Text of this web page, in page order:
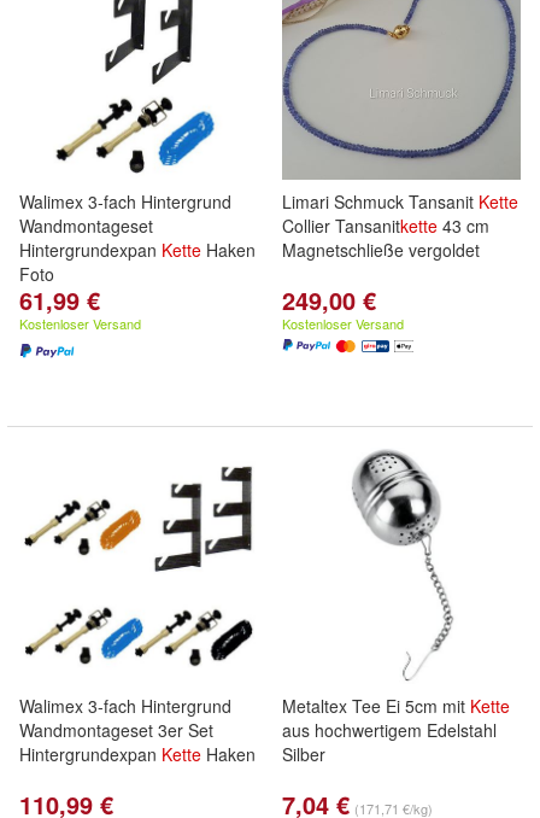
Walimex 3-fach Hintergrund
Wandmontageset
Hintergrundexpan Kette Haken
Foto
61,99 €
Kostenloser Versand
Limari Schmuck Tansanit Kette
Collier Tansanitkette 43 cm
Magnetschließe vergoldet
249,00 €
Kostenloser Versand
Walimex 3-fach Hintergrund
Wandmontageset 3er Set
Hintergrundexpan Kette Haken
110,99 €
Metaltex Tee Ei 5cm mit Kette
aus hochwertigem Edelstahl
Silber
7,04 € (171,71 €/kg)